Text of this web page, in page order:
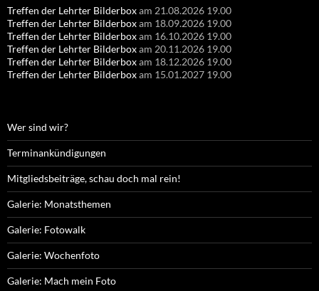
Treffen der Lehrter Bilderboxam 21.08.2026 19.00
Treffen der Lehrter Bilderboxam 18.09.2026 19.00
Treffen der Lehrter Bilderboxam 16.10.2026 19.00
Treffen der Lehrter Bilderboxam 20.11.2026 19.00
Treffen der Lehrter Bilderboxam 18.12.2026 19.00
Treffen der Lehrter Bilderboxam 15.01.2027 19.00
Wer sind wir?
Terminankündigungen
Mitgliedsbeiträge, schau doch mal rein!
Galerie: Monatsthemen
Galerie: Fotowalk
Galerie: Wochenfoto
Galerie: Mach mein Foto